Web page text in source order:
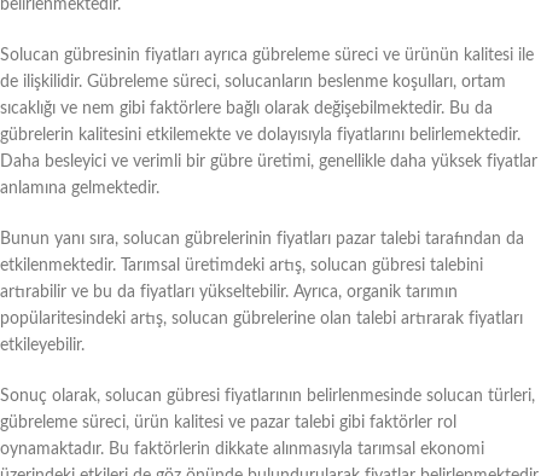
belirlenmektedir.
Solucan gübresinin fiyatları ayrıca gübreleme süreci ve ürünün kalitesi ile
de ilişkilidir. Gübreleme süreci, solucanların beslenme koşulları, ortam
sıcaklığı ve nem gibi faktörlere bağlı olarak değişebilmektedir. Bu da
gübrelerin kalitesini etkilemekte ve dolayısıyla fiyatlarını belirlemektedir.
Daha besleyici ve verimli bir gübre üretimi, genellikle daha yüksek fiyatlar
anlamına gelmektedir.
Bunun yanı sıra, solucan gübrelerinin fiyatları pazar talebi tarafından da
etkilenmektedir. Tarımsal üretimdeki artış, solucan gübresi talebini
artırabilir ve bu da fiyatları yükseltebilir. Ayrıca, organik tarımın
popülaritesindeki artış, solucan gübrelerine olan talebi artırarak fiyatları
etkileyebilir.
Sonuç olarak, solucan gübresi fiyatlarının belirlenmesinde solucan türleri,
gübreleme süreci, ürün kalitesi ve pazar talebi gibi faktörler rol
oynamaktadır. Bu faktörlerin dikkate alınmasıyla tarımsal ekonomi